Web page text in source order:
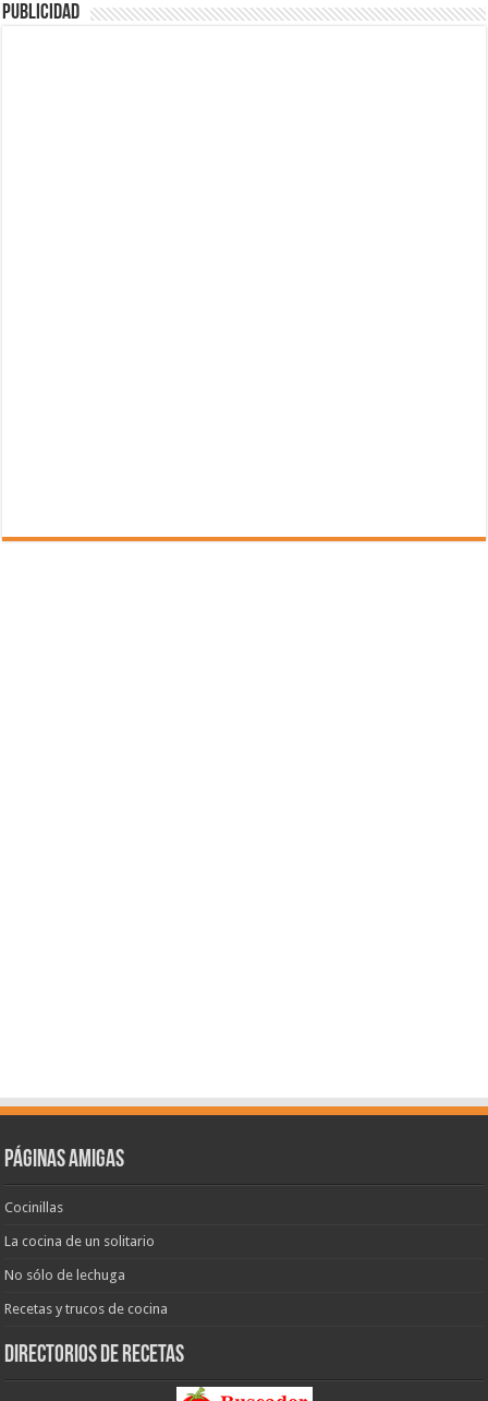
Publicidad
Páginas amigas
Cocinillas
La cocina de un solitario
No sólo de lechuga
Recetas y trucos de cocina
Directorios de recetas